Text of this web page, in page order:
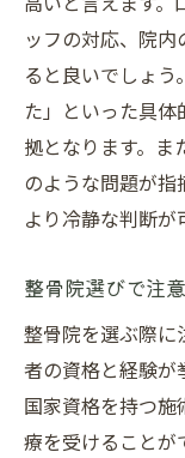
ッフの対応、院
ると良いでしょ
た」といった具
拠となります。ま
のような問題が指
より冷静な判断が
整骨院選びで注
整骨院を選ぶ際に
者の資格と経験が
国家資格を持つ
療を受けることが